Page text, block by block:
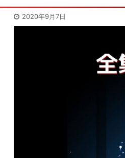
2020年9月7日